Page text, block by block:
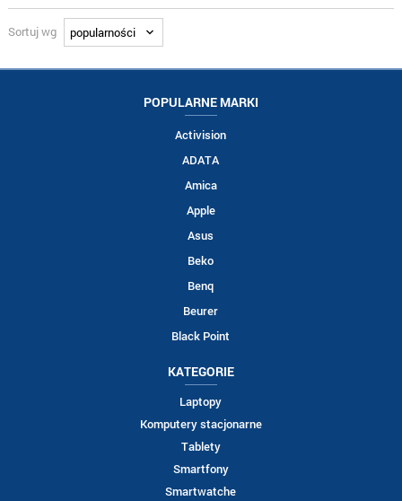
Sortuj wg
POPULARNE MARKI
Activision
ADATA
Amica
Apple
Asus
Beko
Benq
Beurer
Black Point
KATEGORIE
Laptopy
Komputery stacjonarne
Tablety
Smartfony
Smartwatche